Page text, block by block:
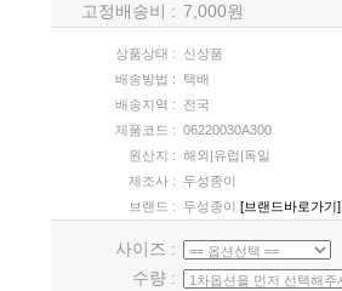
고정배송비 : 7,000원
상품상태 :
신상품
배송방법 :
택배
배송지역 :
전국
제품코드 : 06220030A300
원산지 : 해외|유럽|독일
제조사 :
두성종이
브랜드 :
두성종이 [브랜드바로가기]
사이즈 :
수량 :